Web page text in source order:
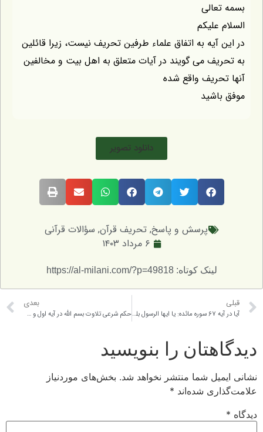
بسمه تعالی
السلام علیکم
در این آیه به اتفاق علماء طرفین تحریف نیست، زیرا قائلین
به تحریف می گویند در آیات متعلق به اهل بیت و مخالفین
آنها تحریف واقع شده
موفق باشید
دانلود تصویر
پرسش و پاسخ,تحریف قرآن, سؤالات قرآنی
۶ مرداد ۱۴۰۳
لینک کوتاه: https://al-milani.com/?p=49818
قبلی
آیا در آیه ۶۷ سوره مائده: یا ایها الرسول بلغ ما انزل الیک من ربک… می توان ما را موصوله در نظر گرفت و ضمیره رسالته را به آن برگرداند؟
بعدی
حکم شرعی تلاوت بسم الله در آیه اول و غیر از آیه اول سوره توبه را بفرمایید
دیدگاهتان را بنویسید
نشانی ایمیل شما منتشر نخواهد شد. بخش‌های موردنیاز
علامت‌گذاری شده‌اند *
دیدگاه *